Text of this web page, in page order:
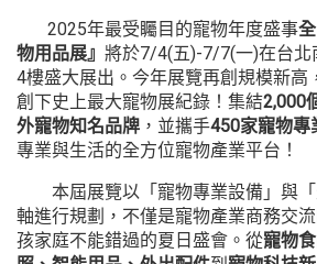
2025年最受矚目的寵物年度盛事
物用品展』 將於7/4(五)-7/7(一)在台北
4樓盛大展出。今年展覽再創規模新高
創下史上最大寵物展紀錄！集結2,000
外寵物知名品牌 ，並攜手450家寵物專
專業與生活的全方位寵物產業平台！
本屆展覽以「寵物專業設備」與「
軸進行規劃，不僅是寵物產業商務交
孩家庭不能錯過的夏日盛會。從寵物